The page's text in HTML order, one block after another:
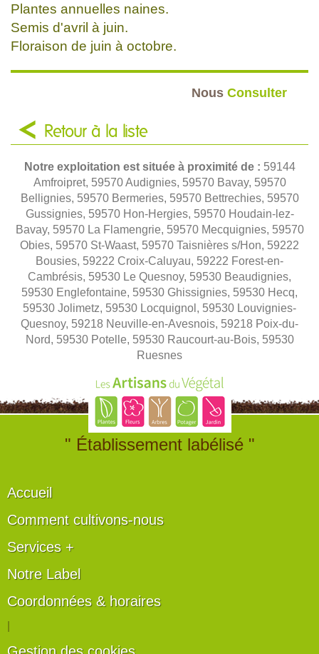
Plantes annuelles naines.
Semis d'avril à juin.
Floraison de juin à octobre.
Nous Consulter
Retour à la liste
Notre exploitation est située à proximité de : 59144
Amfroipret, 59570 Audignies, 59570 Bavay, 59570
Bellignies, 59570 Bermeries, 59570 Bettrechies, 59570
Gussignies, 59570 Hon-Hergies, 59570 Houdain-lez-
Bavay, 59570 La Flamengrie, 59570 Mecquignies, 59570
Obies, 59570 St-Waast, 59570 Taisnières s/Hon, 59222
Bousies, 59222 Croix-Caluyau, 59222 Forest-en-
Cambrésis, 59530 Le Quesnoy, 59530 Beaudignies,
59530 Englefontaine, 59530 Ghissignies, 59530 Hecq,
59530 Jolimetz, 59530 Locquignol, 59530 Louvignies-
Quesnoy, 59218 Neuville-en-Avesnois, 59218 Poix-du-
Nord, 59530 Potelle, 59530 Raucourt-au-Bois, 59530
Ruesnes
" Établissement labélisé "
Accueil
Comment cultivons-nous
Services +
Notre Label
Coordonnées & horaires